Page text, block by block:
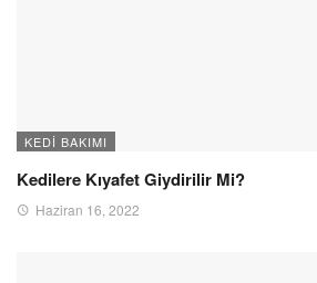
KEDI BAKIMI
Kedilere Kıyafet Giydirilir Mi?
Haziran 16, 2022